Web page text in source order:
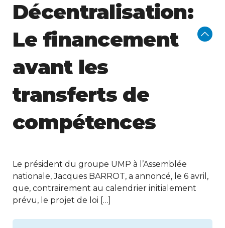
Décentralisation:
Le financement
avant les
transferts de
compétences
Le président du groupe UMP à l’Assemblée
nationale, Jacques BARROT, a annoncé, le 6 avril,
que, contrairement au calendrier initialement
prévu, le projet de loi […]